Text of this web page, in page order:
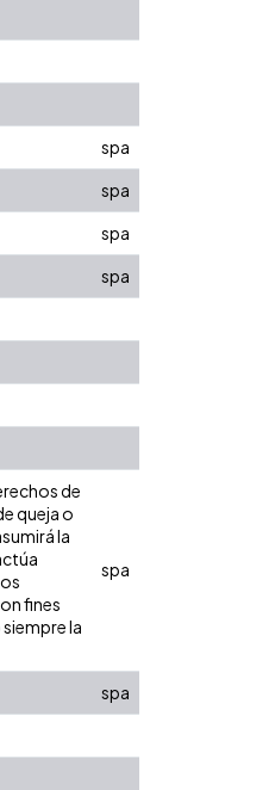
spa
spa
spa
spa
de
queja o
la
fines
la
spa
spa